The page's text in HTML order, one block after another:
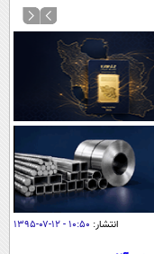
کردن
انتشار: ۱۰:۵۰ - ۱۲-۰۷-۱۳۹۵